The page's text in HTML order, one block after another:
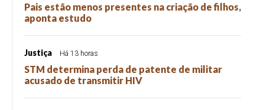
Pais estão menos presentes na criação de filhos,
aponta estudo
Justiça Há 13 horas
STM determina perda de patente de militar
acusado de transmitir HIV